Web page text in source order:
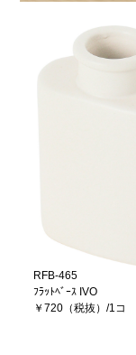
RFB-465
ﾌﾗｯﾄﾍﾞｰｽ IVO
￥720（税抜）/1コ